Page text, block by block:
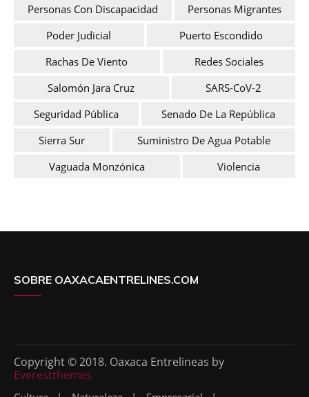
Personas Con Discapacidad
Personas Migrantes
Poder Judicial
Puerto Escondido
Rachas De Viento
Redes Sociales
Salomón Jara Cruz
SARS-CoV-2
Seguridad Pública
Senado De La República
Sierra Sur
Suministro De Agua Potable
Vaguada Monzónica
Violencia
SOBRE OAXACAENTRELINES.COM
Copyright © 2018. Oaxaca Entrelineas by
Everestthemes